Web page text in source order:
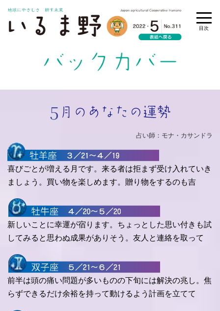
5
占い師：モナ・カサンドラ
喜びごとが増える月です。来る者は拒まず受け入れていき
ましょう。買い物を楽しめます。贈り物をするのも吉
新しいことに幸運が宿ります。ちょっとした思い付きも試
してみると思わぬ成果がありそう。友人と連絡を取って
前半は頭の痛い問題が多いものの下旬には解決の兆し。焦
らずできるだけ余裕を持って動けるよう計画を立てて